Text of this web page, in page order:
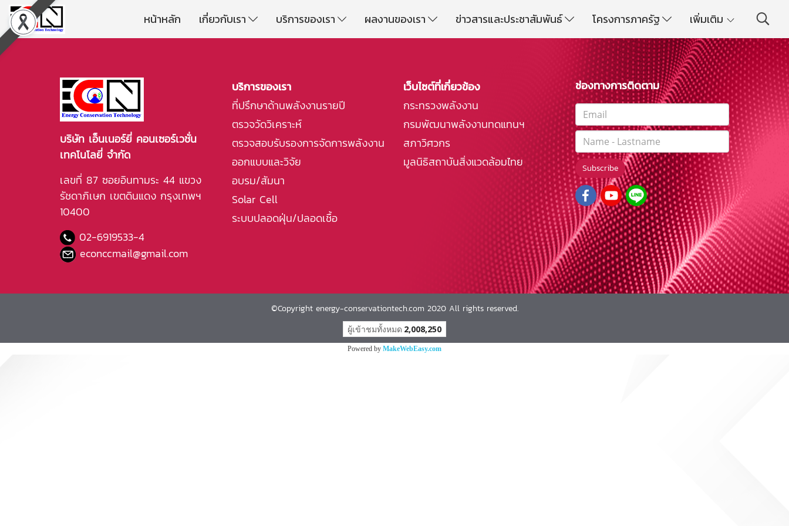
หน้าหลัก เกี่ยวกับเรา บริการของเรา ผลงานของเรา ข่าวสารและประชาสัมพันธ์ โครงการภาครัฐ เพิ่มเติม
บริษัท เอ็นเนอร์ยี่ คอนเซอร์เวชั่น
เทคโนโลยี่ จำกัด
เลขที่ 87 ซอยอินทามระ 44 แขวง
รัชดาภิเษก เขตดินแดง กรุงเทพฯ
10400
02-6919533-4
econccmail@gmail.com
บริการของเรา
ที่ปรึกษาด้านพลังงานรายปี
ตรวจวัดวิเคราะห์
ตรวจสอบรับรองการจัดการพลังงาน
ออกแบบและวิจัย
อบรม/สัมนา
Solar Cell
ระบบปลอดฝุ่น/ปลอดเชื้อ
เว็บไซต์ที่เกี่ยวข้อง
กระทรวงพลังงาน
กรมพัฒนาพลังงานทดแทนฯ
สภาวิศวกร
มูลนิธิสถาบันสิ่งแวดล้อมไทย
ช่องทางการติดตาม
Subscribe
©Copyright energy-conservationtech.com 2020 All rights reserved.
ผู้เข้าชมวันนี้ 1,295
Powered by MakeWebEasy.com